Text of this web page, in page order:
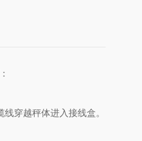
穿越秤体进入接线盒。